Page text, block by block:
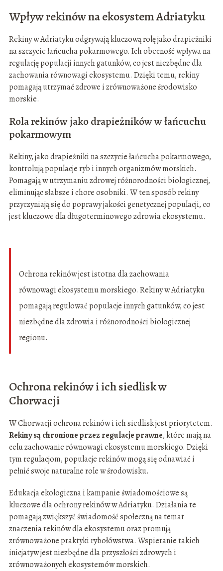
Wpływ rekinów na ekosystem Adriatyku
Rekiny w Adriatyku odgrywają kluczową rolę jako drapieżniki
na szczycie łańcucha pokarmowego. Ich obecność wpływa na
regulację populacji innych gatunków, co jest niezbędne dla
zachowania równowagi ekosystemu. Dzięki temu, rekiny
pomagają utrzymać zdrowe i zrównoważone środowisko
morskie.
Rola rekinów jako drapieżników w łańcuchu
pokarmowym
Rekiny, jako drapieżniki na szczycie łańcucha pokarmowego,
kontrolują populacje ryb i innych organizmów morskich.
Pomagają w utrzymaniu zdrowej różnorodności biologicznej,
eliminując słabsze i chore osobniki. W ten sposób rekiny
przyczyniają się do poprawy jakości genetycznej populacji, co
jest kluczowe dla długoterminowego zdrowia ekosystemu.
Ochrona rekinów jest istotna dla zachowania
równowagi ekosystemu morskiego. Rekiny w Adriatyku
pomagają regulować populacje innych gatunków, co jest
niezbędne dla zdrowia i różnorodności biologicznej
regionu.
Ochrona rekinów i ich siedlisk w
Chorwacji
W Chorwacji ochrona rekinów i ich siedlisk jest priorytetem.
Rekiny są chronione przez regulacje prawne, które mają na
celu zachowanie równowagi ekosystemu morskiego. Dzięki
tym regulacjom, populacje rekinów mogą się odnawiać i
pełnić swoje naturalne role w środowisku.
Edukacja ekologiczna i kampanie świadomościowe są
kluczowe dla ochrony rekinów w Adriatyku. Działania te
pomagają zwiększyć świadomość społeczną na temat
znaczenia rekinów dla ekosystemu oraz promują
zrównoważone praktyki rybołówstwa. Wspieranie takich
inicjatyw jest niezbędne dla przyszłości zdrowych i
zrównoważonych ekosystemów morskich.